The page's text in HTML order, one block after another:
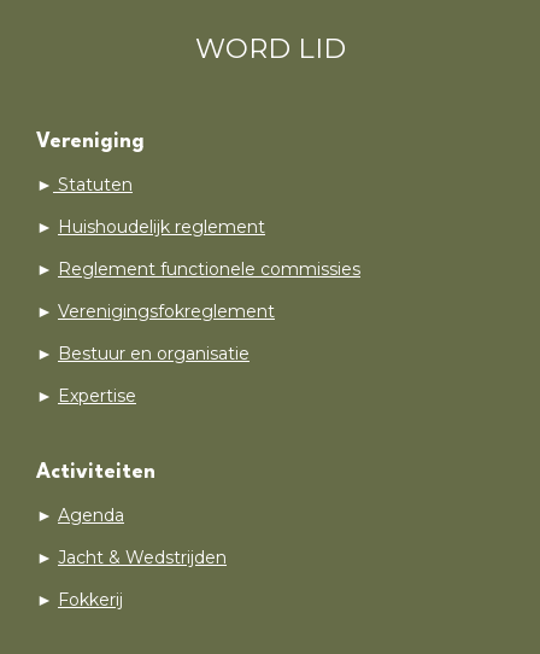
WORD LID
Vereniging
► Statuten
► Huishoudelijk reglement
► Reglement functionele commissies
► Verenigingsfokreglement
► Bestuur en organisatie
► Expertise
Activiteiten
► Agenda
► Jacht & Wedstrijden
► Fokkerij